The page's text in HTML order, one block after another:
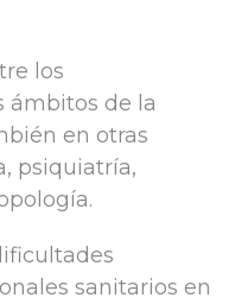
los
ámbitos de la
en otras
psiquiatría,
sanitarios en